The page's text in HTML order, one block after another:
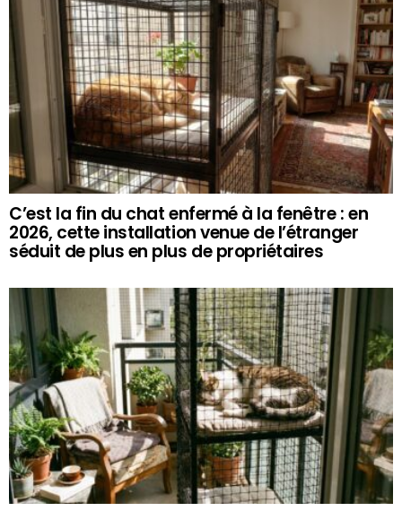
C’est la fin du chat enfermé à la fenêtre : en
2026, cette installation venue de l’étranger
séduit de plus en plus de propriétaires